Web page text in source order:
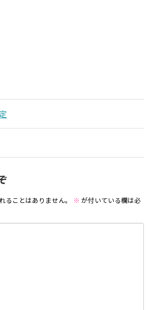
ることはありません。 ※ が付いている欄は必